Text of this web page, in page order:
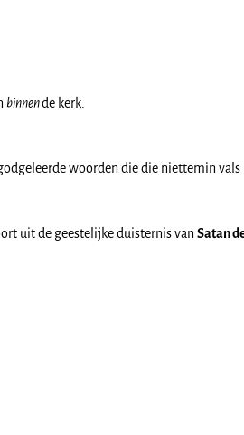
binnende kerk.
woorden die die niettemin vals
uit de geestelijke duisternis vanSatan